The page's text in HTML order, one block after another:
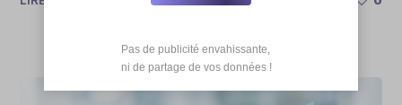
Pas de publicité envahissante,
ni de partage de vos données !